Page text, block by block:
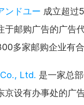
ンドユー 成立超过
于邮购广告的广告
多家邮购企业有合
Ltd. 是一家总
京设有办事处的广